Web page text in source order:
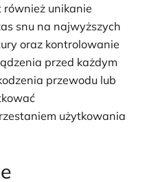
również unikanie
snu na najwyższych
oraz kontrolowanie
przed każdym
przewodu lub
użytkowania